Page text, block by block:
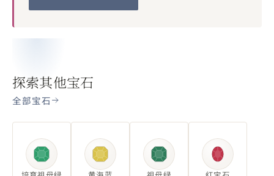
探索其他宝石
全部宝石